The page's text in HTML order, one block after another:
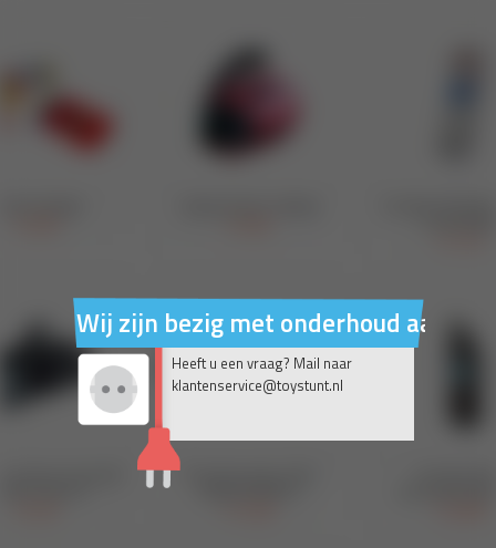
Wij zijn bezig met onderhoud aan
Heeft u een vraag? Mail naar
klantenservice@toystunt.nl